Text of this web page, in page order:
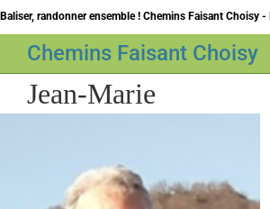
Skip
to
content
Baliser, randonner ensemble ! Chemins Faisant Choisy -
Chemins Faisant Choisy
Jean-Marie